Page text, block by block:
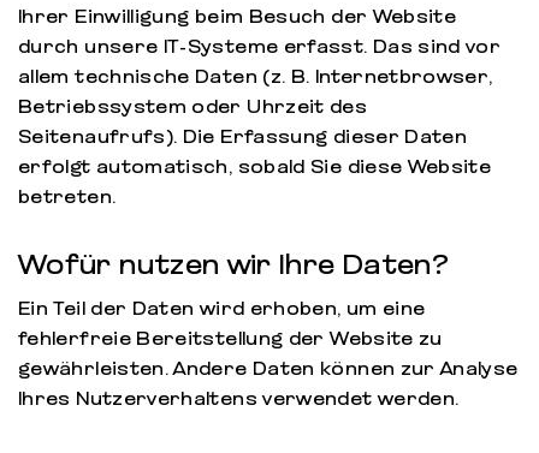
Ihrer Einwilligung beim Besuch der Website
durch unsere IT-Systeme erfasst. Das sind vor
allem technische Daten (z. B. Internetbrowser,
Betriebssystem oder Uhrzeit des
Seitenaufrufs). Die Erfassung dieser Daten
erfolgt automatisch, sobald Sie diese Website
betreten.
Wofür nutzen wir Ihre Daten?
Ein Teil der Daten wird erhoben, um eine
fehlerfreie Bereitstellung der Website zu
gewährleisten. Andere Daten können zur Analyse
Ihres Nutzerverhaltens verwendet werden.